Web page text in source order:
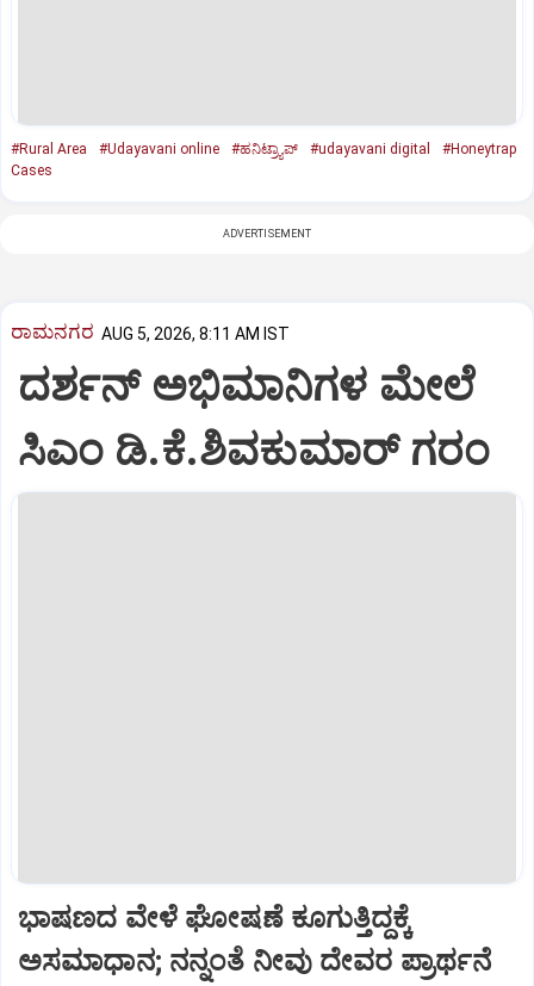
#Rural Area #Udayavani online #ಹನಿಟ್ರ್ಯಾಪ್‌ #udayavani digital
#Honeytrap
Cases
ADVERTISEMENT
ರಾಮನಗರ AUG 5, 2026, 8:11 AM IST
ದರ್ಶನ್ ಅಭಿಮಾನಿಗಳ ಮೇಲೆ
ಸಿಎಂ ಡಿ.ಕೆ.ಶಿವಕುಮಾರ್ ಗರಂ
ಭಾಷಣದ ವೇಳೆ ಘೋಷಣೆ ಕೂಗುತ್ತಿದ್ದಕ್ಕೆ
ಅಸಮಾಧಾನ; ನನ್ನಂತೆ ನೀವು ದೇವರ ಪ್ರಾರ್ಥನೆ